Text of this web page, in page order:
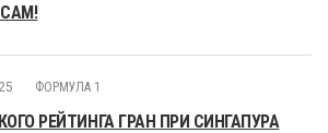
ФОРМУЛА 1
РЕЙТИНГА ГРАН ПРИ СИНГАПУРА